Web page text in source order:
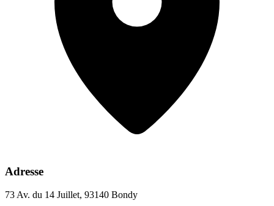
Adresse
73 Av. du 14 Juillet, 93140 Bondy